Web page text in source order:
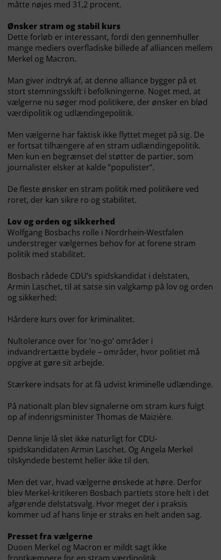
måtte nøjes med 31,2 procent.
Ønsker stram og stabil kurs
Dette forløb er interessant, fordi den gennemhuller
mange mediers overfladiske billede af alliancen mellem
Merkel og Macron.
Man giver indtryk af, at denne alliance bygger på et
stort stemningsskift i befolkningerne. Noget med, at
vælgerne nu søger mod politikere, der ønsker en blød
værdipolitik og udlændingepolitik.
Men vælgerne har faktisk ikke flyttet meget på sig. De
er fortsat tilhængere af en stram udlændingepolitik.
Men kun en begrænset del støtter de partier, som
journalister elsker at kalde ”populister”.
De fleste ønsker en stram politik med politikere ved
roret, der kan sikre ro og stabilitet.
Lov og orden og sikkerhed
Wolfgang Bosbachs rolle i Nordrhein-Westfalen
understreger vælgernes behov for at forene stram
politik med stabilitet.
Bosbach rådede CDU’s spidskandidat i delstaten,
Armin Laschet, til at satse sin valgkamp på lov og orden
og sikkerhed:
Hårdere kurs over for kriminalitet.
Nultolerance over for ’no-go’ områder i
indvandrertætte bydele – områder, hvor politiet må
opgive at gøre sit arbejde.
Stærkere indsats for at få udvist kriminelle udlændinge.
På nationalt plan blev signalerne om stram kurs fulgt
op af indenrigsminister Thomas de Maizière.
Denne linje lå slet ikke naturligt for CDU-
spidskandidaten Armin Laschet. Og Angela Merkel
tilskyndede bestemt heller ikke til den.
Men det var, hvad vælgerne ønskede at høre. Derfor
blev Merkel-kritikeren Bosbach partiets store helt i det
afgørende delstatsvalg. Hvor meget der i praksis
kommer ud af hans linje er straks en helt anden sag.
Presset fra vælgerne
Duoen Merkel og Macron er mildt sagt ikke